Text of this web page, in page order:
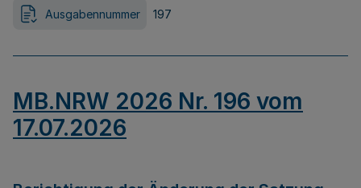
Ausgabennummer 197
MB.NRW 2026 Nr. 196 vom
17.07.2026